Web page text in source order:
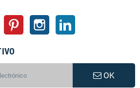
YouTube Pinterest Instagram
OK